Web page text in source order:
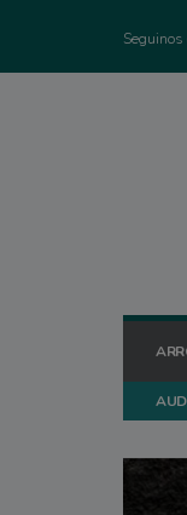
Seguinos